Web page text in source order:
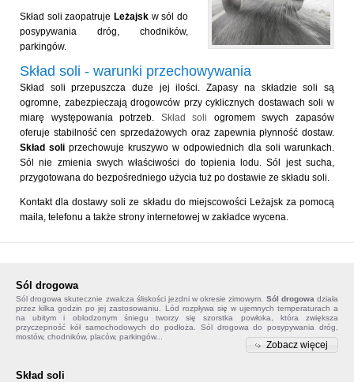
Skład soli zaopatruje Leżajsk w sól do
posypywania dróg, chodników,
parkingów.
Skład soli - warunki przechowywania
Skład soli przepuszcza duże jej ilości. Zapasy na składzie soli są
ogromne, zabezpieczają drogowców przy cyklicznych dostawach soli w
miarę występowania potrzeb. Skład soli ogromem swych zapasów
oferuje stabilność cen sprzedażowych oraz zapewnia płynność dostaw.
Skład soli przechowuje kruszywo w odpowiednich dla soli warunkach.
Sól nie zmienia swych właściwości do topienia lodu. Sól jest sucha,
przygotowana do bezpośredniego użycia tuż po dostawie ze składu soli.
Kontakt dla dostawy soli ze składu do miejscowości Leżajsk za pomocą
maila, telefonu a także strony internetowej w zakładce wycena.
Sól drogowa
Sól drogowa skutecznie zwalcza śliskości jezdni w okresie zimowym. Sól drogowa działa
przez kilka godzin po jej zastosowaniu. Lód rozpływa się w ujemnych temperaturach a
na ubitym i oblodzonym śniegu tworzy się szorstka powłoka, która zwiększa
przyczepność kół samochodowych do podłoża. Sól drogowa do posypywania dróg,
mostów, chodników, placów, parkingów...
Zobacz więcej
Skład soli